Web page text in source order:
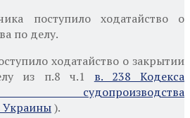
поступило ходатайство о
по делу.
ходатайство о закрытии
из п.8 ч.1 в. 238 Кодекса
судопроизводства
).